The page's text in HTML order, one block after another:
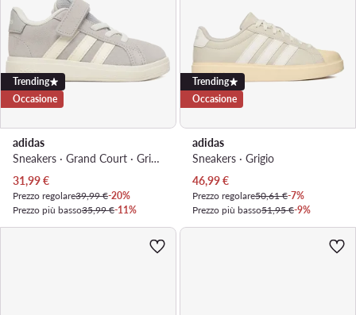
Trending
Occasione
adidas
Sneakers · Grand Court · Grigio
Prezzo attuale
31,99€
Prezzo regolare39,99 €-20%
Prezzo più basso35,99 €-11%
Trending
Occasione
adidas
Sneakers · Grigio
Prezzo attuale
46,99€
Prezzo regolare50,61 €-7%
Prezzo più basso51,95 €-9%